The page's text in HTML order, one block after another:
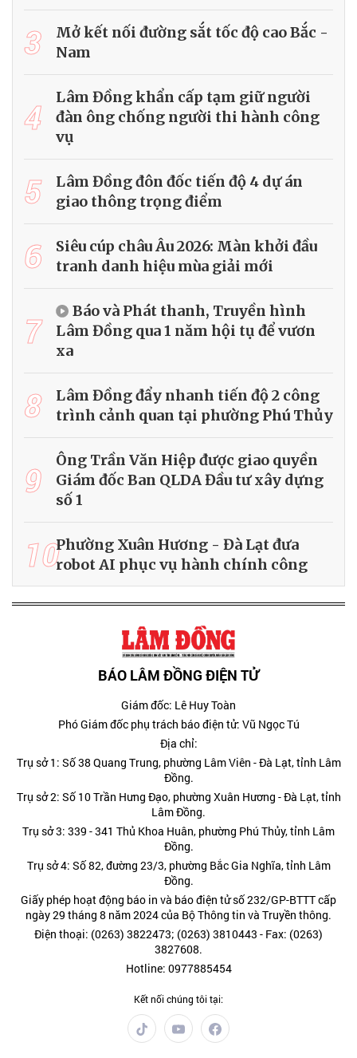
3
Mở kết nối đường sắt tốc độ cao Bắc -
Nam
4
Lâm Đồng khẩn cấp tạm giữ người
đàn ông chống người thi hành công
vụ
5
Lâm Đồng đôn đốc tiến độ 4 dự án
giao thông trọng điểm
6
Siêu cúp châu Âu 2026: Màn khởi đầu
tranh danh hiệu mùa giải mới
7
Báo và Phát thanh, Truyền hình
Lâm Đồng qua 1 năm hội tụ để vươn
xa
8
Lâm Đồng đẩy nhanh tiến độ 2 công
trình cảnh quan tại phường Phú Thủy
9
Ông Trần Văn Hiệp được giao quyền
Giám đốc Ban QLDA Đầu tư xây dựng
số 1
10Phường Xuân Hương - Đà Lạt đưa
robot AI phục vụ hành chính công
BÁO LÂM ĐỒNG ĐIỆN TỬ
Giám đốc: Lê Huy Toàn
Phó Giám đốc phụ trách báo điện tử: Vũ Ngọc Tú
Địa chỉ:
Trụ sở 1: Số 38 Quang Trung, phường Lâm Viên - Đà Lạt, tỉnh Lâm
Đồng.
Trụ sở 2: Số 10 Trần Hưng Đạo, phường Xuân Hương - Đà Lạt, tỉnh
Lâm Đồng.
Trụ sở 3: 339 - 341 Thủ Khoa Huân, phường Phú Thủy, tỉnh Lâm
Đồng.
Trụ sở 4: Số 82, đường 23/3, phường Bắc Gia Nghĩa, tỉnh Lâm
Đồng.
Giấy phép hoạt động báo in và báo điện tử số 232/GP-BTTT cấp
ngày 29 tháng 8 năm 2024 của Bộ Thông tin và Truyền thông.
Điện thoại: (0263) 3822473; (0263) 3810443 - Fax: (0263)
3827608.
Hotline: 0977885454
Kết nối chúng tôi tại: